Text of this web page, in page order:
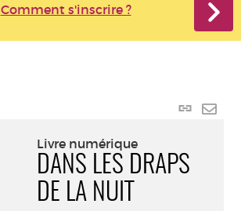
Comment s'inscrire ?
Lien
Livre numérique
DANS LES DRAPS
DE LA NUIT